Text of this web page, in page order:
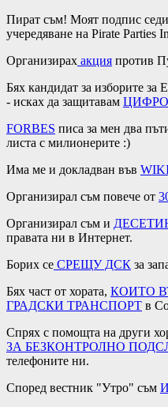
Пират съм! Моят подпис седи
учередяване на Pirate Parties
Организирах акция против
Бях кандидат за изборите за
- исках да защитавам
FORBES писа за мен два
листа с милионерите :)
Има ме и докладван във
Организирал съм повече от
Организирал съм и
правата ни в Интернет.
Борих се СРЕЩУ ДСК за
Бях част от хората, КОИТО
ГРАДСКИ ТРАНСПОРТ в
Спрях с помощта на други
ЗА БЕЗКОНТРОЛНО
телефоните ни.
Според вестник "Утро" съм